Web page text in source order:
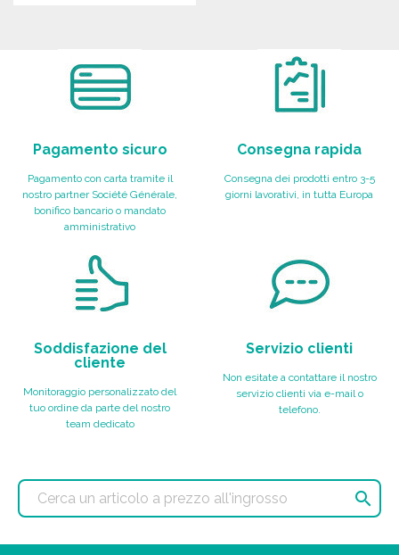
Pagamento sicuro
Pagamento con carta tramite il
nostro partner Société Générale,
bonifico bancario o mandato
amministrativo
Consegna rapida
Consegna dei prodotti entro 3-5
giorni lavorativi, in tutta Europa
Soddisfazione del
cliente
Monitoraggio personalizzato del
tuo ordine da parte del nostro
team dedicato
Servizio clienti
Non esitate a contattare il nostro
servizio clienti via e-mail o
telefono.
